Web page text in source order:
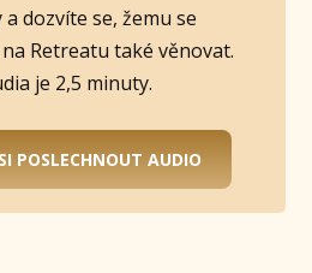
dozvíte se, žemu se
Retreatu také věnovat.
je 2,5 minuty.
POSLECHNOUT AUDIO